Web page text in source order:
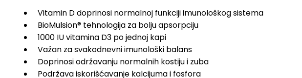
Vitamin D doprinosi normalnoj funkciji imunološkog sistema
BioMulsion® tehnologija za bolju apsorpciju
1000 IU vitamina D3 po jednoj kapi
Važan za svakodnevni imunološki balans
Doprinosi održavanju normalnih kostiju i zuba
Podržava iskorišćavanje kalcijuma i fosfora